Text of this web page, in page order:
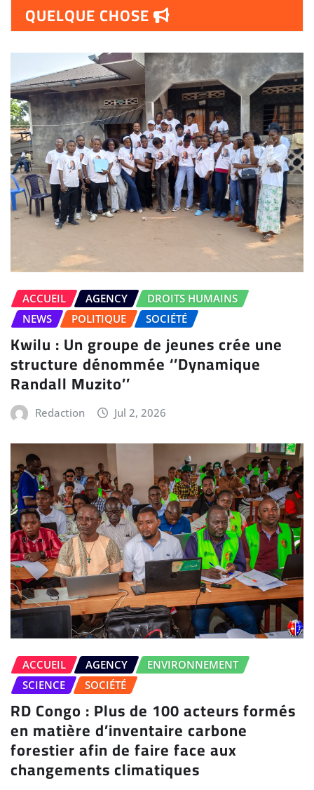
QUELQUE CHOSE
ACCUEIL AGENCY
DROITS HUMAINS
NEWS
POLITIQUE SOCIÉTÉ
Kwilu : Un groupe de jeunes crée une
structure dénommée ‘’Dynamique
Randall Muzito’’
Redaction Jul 2, 2026
ACCUEIL AGENCY
ENVIRONNEMENT
SCIENCE
SOCIÉTÉ
RD Congo : Plus de 100 acteurs formés
en matière d’inventaire carbone
forestier afin de faire face aux
changements climatiques